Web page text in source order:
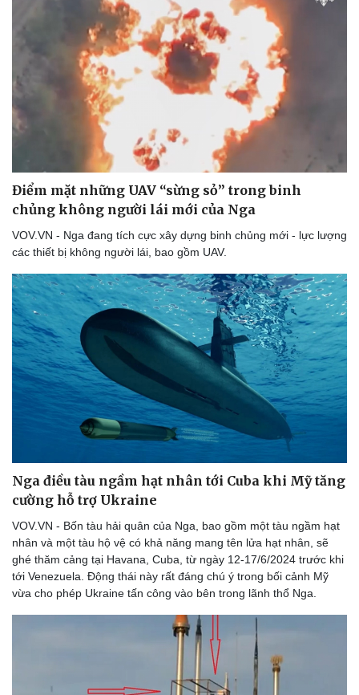
Điểm mặt những UAV “sừng sỏ” trong binh
chủng không người lái mới của Nga
VOV.VN - Nga đang tích cực xây dựng binh chủng mới - lực lượng
các thiết bị không người lái, bao gồm UAV.
Nga điều tàu ngầm hạt nhân tới Cuba khi Mỹ tăng
cường hỗ trợ Ukraine
VOV.VN - Bốn tàu hải quân của Nga, bao gồm một tàu ngầm hạt
nhân và một tàu hộ vệ có khả năng mang tên lửa hạt nhân, sẽ
ghé thăm cảng tại Havana, Cuba, từ ngày 12-17/6/2024 trước khi
tới Venezuela. Động thái này rất đáng chú ý trong bối cảnh Mỹ
vừa cho phép Ukraine tấn công vào bên trong lãnh thổ Nga.